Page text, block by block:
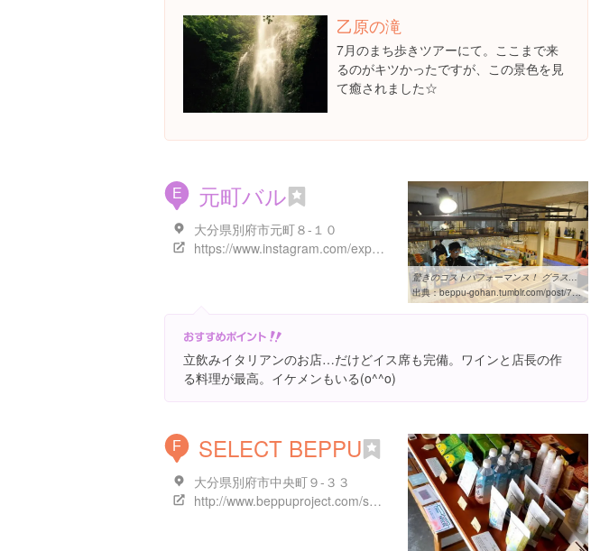
乙原の滝
7月のまち歩きツアーにて。ここまで来
るのがキツかったですが、この景色を見
て癒されました☆
E 元町バル
大分県別府市元町８-１０
https://www.instagram.com/explore/locations/240046249
驚きのコストパフォーマンス！ グラスワイン300円！ 元町バル | 別府ごはん
出典：beppu-gohan.tumblr.com/post/74308183526/%E9%A9%9A%E3%81%8D%E3%81%AE%E3%82%B3%E3%82%B9%E3%83%88%E3%83%91%E3%83%95%E3%82%A9%E3%83%BC%E3%83%9E%E3%83%B3%E3%82%B9-%E3%82%B0%E3%83%A9%E3%82%B9%E3%83%AF%E3%82%A4%E3%83%B3300%E5%86%86-%E5%85%83%E7%94%BA%E3%83%90%E3%83%AB
立飲みイタリアンのお店…だけどイス席も完備。ワインと店長の作
る料理が最高。イケメンもいる(o^^o)
F SELECT BEPPU
大分県別府市中央町９-３３
http://www.beppuproject.com/space/platform04.html